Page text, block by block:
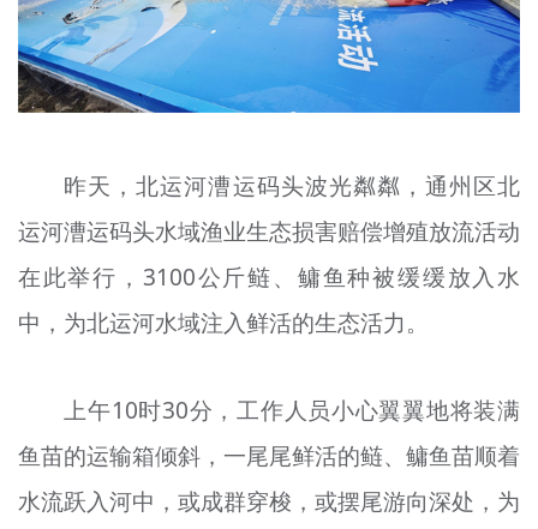
文明评论
北京宣传文化引导基金
宣传思想文化人才
专题
资料库
+
昨天，北运河漕运码头波光粼粼，通州区北
运河漕运码头水域渔业生态损害赔偿增殖放流活动
在此举行，3100公斤鲢、鳙鱼种被缓缓放入水
中，为北运河水域注入鲜活的生态活力。
上午10时30分，工作人员小心翼翼地将装满
鱼苗的运输箱倾斜，一尾尾鲜活的鲢、鳙鱼苗顺着
水流跃入河中，或成群穿梭，或摆尾游向深处，为